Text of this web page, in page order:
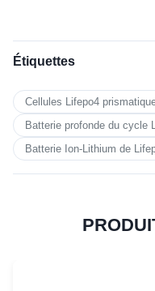
Étiquettes
Cellules Lifepo4
Batterie profonde du cycle
Batterie Ion-Lithium de